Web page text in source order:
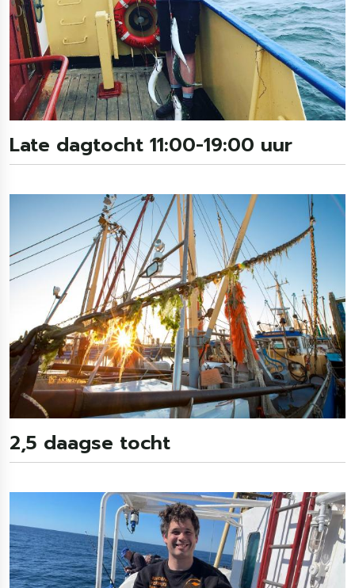
Late dagtocht 11:00-19:00 uur
2,5 daagse tocht